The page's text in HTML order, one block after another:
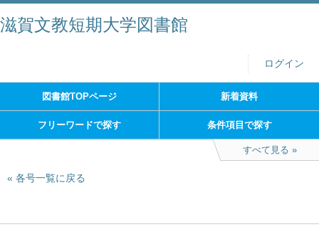
滋賀文教短期大学図書館
ログイン
図書館TOPページ 新着資料
フリーワードで探す 条件項目で探す
すべて見る
各号一覧に戻る